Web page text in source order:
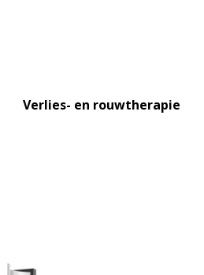
Verlies- en rouwtherapie